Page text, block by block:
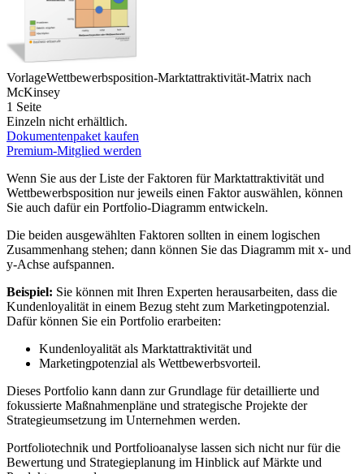
VorlageWettbewerbsposition-Marktattraktivität-Matrix nach
McKinsey
1 Seite
Einzeln nicht erhältlich.
Dokumentenpaket kaufen
Premium-Mitglied werden
Wenn Sie aus der Liste der Faktoren für Marktattraktivität und
Wettbewerbsposition nur jeweils einen Faktor auswählen, können
Sie auch dafür ein Portfolio-Diagramm entwickeln.
Die beiden ausgewählten Faktoren sollten in einem logischen
Zusammenhang stehen; dann können Sie das Diagramm mit x- und
y-Achse aufspannen.
Beispiel: Sie können mit Ihren Experten herausarbeiten, dass die
Kundenloyalität in einem Bezug steht zum Marketingpotenzial.
Dafür können Sie ein Portfolio erarbeiten:
Kundenloyalität als Marktattraktivität und
Marketingpotenzial als Wettbewerbsvorteil.
Dieses Portfolio kann dann zur Grundlage für detaillierte und
fokussierte Maßnahmenpläne und strategische Projekte der
Strategieumsetzung im Unternehmen werden.
Portfoliotechnik und Portfolioanalyse lassen sich nicht nur für die
Bewertung und Strategieplanung im Hinblick auf Märkte und